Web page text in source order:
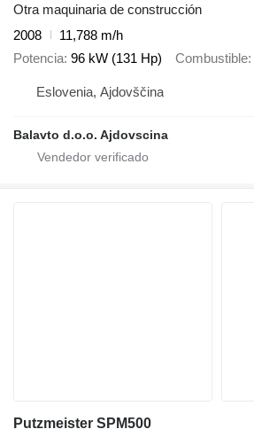
Otra maquinaria de construcción
2008
11,788 m/h
Potencia 96 kW (131 Hp) Combustible
Eslovenia, Ajdovščina
Balavto d.o.o. Ajdovscina
Putzmeister SPM500